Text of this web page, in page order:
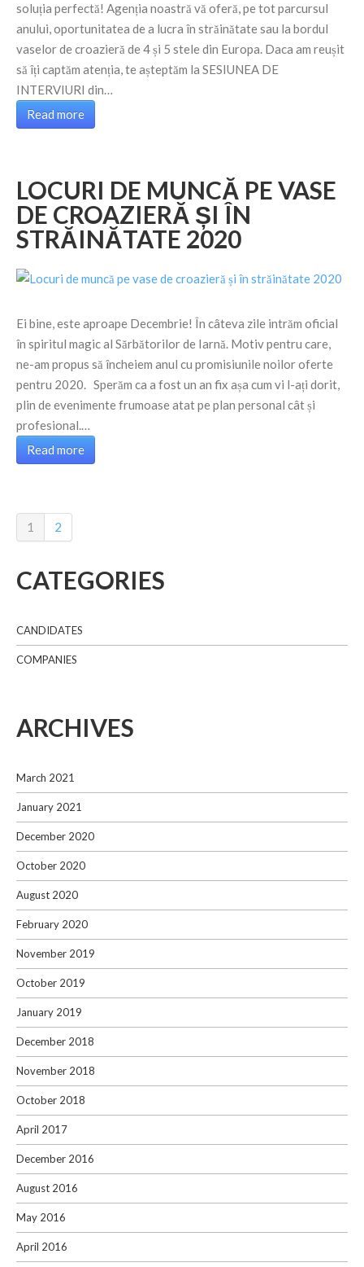
soluția perfectă! Agenția noastră vă oferă, pe tot parcursul
anului, oportunitatea de a lucra în străinătate sau la bordul
vaselor de croazieră de 4 și 5 stele din Europa. Daca am reușit
să îți captăm atenția, te așteptăm la SESIUNEA DE
INTERVIURI din…
Read more
LOCURI DE MUNCĂ PE VASE
DE CROAZIERĂ ȘI ÎN
STRĂINĂTATE 2020
Ei bine, este aproape Decembrie! În câteva zile intrăm oficial
în spiritul magic al Sărbătorilor de Iarnă. Motiv pentru care,
ne-am propus să încheiem anul cu promisiunile noilor oferte
pentru 2020. Sperăm ca a fost un an fix așa cum vi l-ați dorit,
plin de evenimente frumoase atat pe plan personal cât și
profesional.…
Read more
1 2
CATEGORIES
CANDIDATES
COMPANIES
ARCHIVES
March 2021
January 2021
December 2020
October 2020
August 2020
February 2020
November 2019
October 2019
January 2019
December 2018
November 2018
October 2018
April 2017
December 2016
August 2016
May 2016
April 2016